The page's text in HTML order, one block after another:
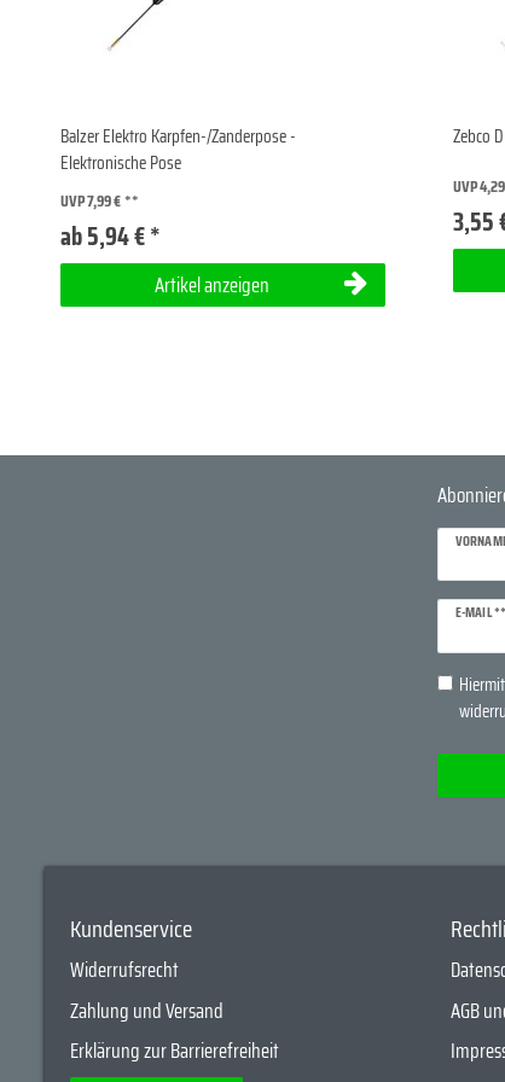
Balzer Elektro Karpfen-/Zanderpose -
Elektronische Pose
UVP 7,99 €
ab 5,94 € *
Artikel anzeigen
Zebco
UVP
3,55
E-MAIL **
Newsletter
Honig
Kundenservice
Widerrufsrecht
Zahlung und Versand
Erklärung zur Barrierefreiheit
AGB